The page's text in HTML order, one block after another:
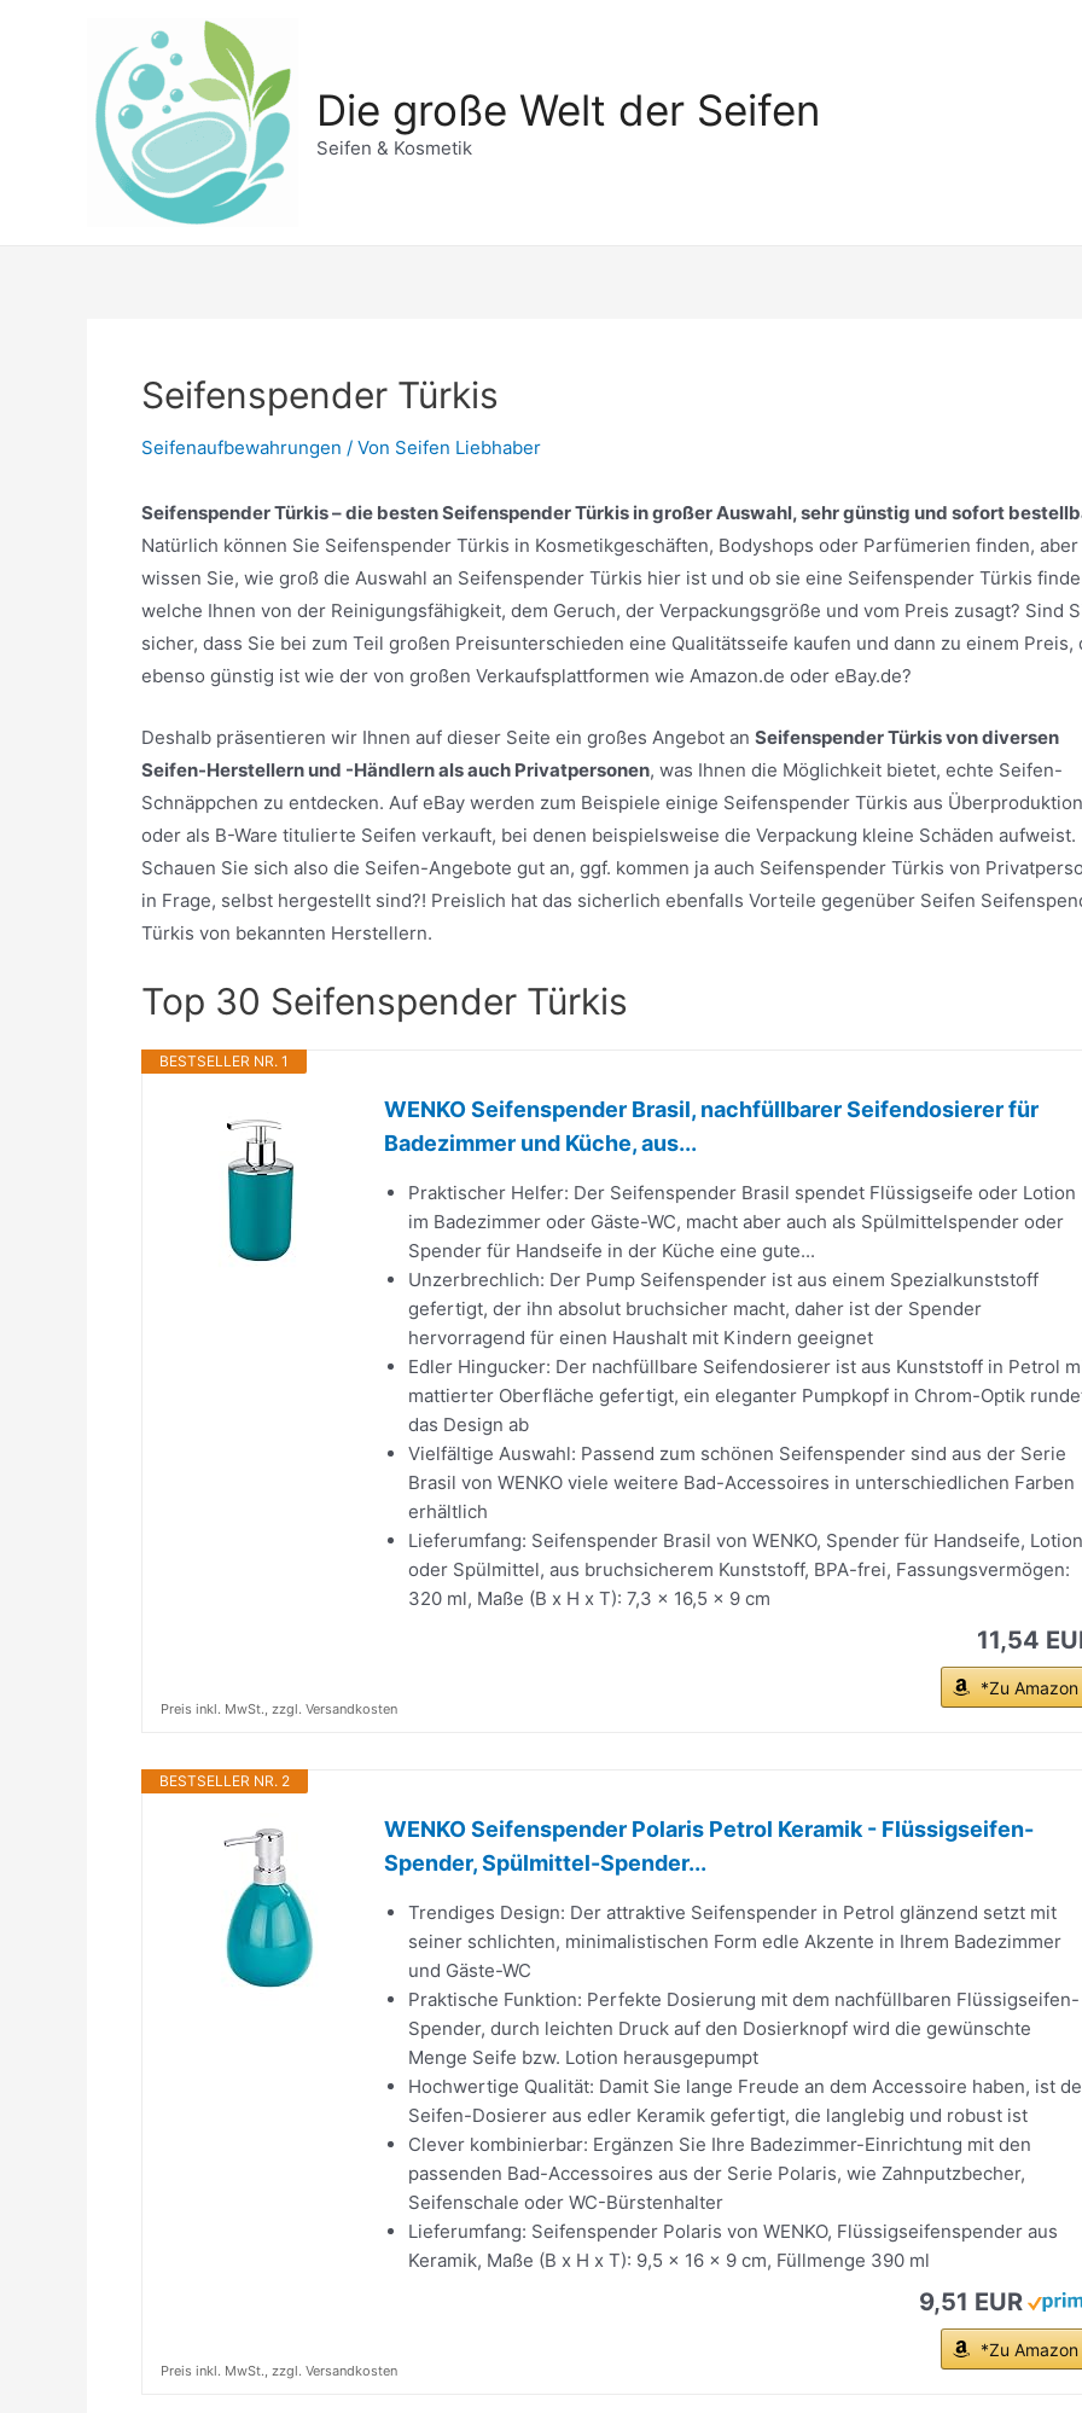
Die große Welt der Seifen
Seifen & Kosmetik
Seifenspender Türkis
Seifenaufbewahrungen / Von Seifen Liebhaber
Seifenspender Türkis – die besten Seifenspender Türkis in großer Auswahl, sehr günstig und sofort
Natürlich können Sie Seifenspender Türkis in Kosmetikgeschäften, Bodyshops oder Parfümerien finden, aber
wissen Sie, wie groß die Auswahl an Seifenspender Türkis hier ist und ob sie eine Seifenspender Türkis
welche Ihnen von der Reinigungsfähigkeit, dem Geruch, der Verpackungsgröße und vom Preis zusagt? Sind
sicher, dass Sie bei zum Teil großen Preisunterschieden eine Qualitätsseife kaufen und dann zu einem Preis,
ebenso günstig ist wie der von großen Verkaufsplattformen wie Amazon.de oder eBay.de?
Deshalb präsentieren wir Ihnen auf dieser Seite ein großes Angebot an Seifenspender Türkis von diversen
Seifen-Herstellern und -Händlern als auch Privatpersonen, was Ihnen die Möglichkeit bietet, echte Seifen-
Schnäppchen zu entdecken. Auf eBay werden zum Beispiele einige Seifenspender Türkis aus Überproduktion
oder als B-Ware titulierte Seifen verkauft, bei denen beispielsweise die Verpackung kleine Schäden aufweist.
Schauen Sie sich also die Seifen-Angebote gut an, ggf. kommen ja auch Seifenspender Türkis von
in Frage, selbst hergestellt sind?! Preislich hat das sicherlich ebenfalls Vorteile gegenüber Seifen
Türkis von bekannten Herstellern.
Top 30 Seifenspender Türkis
BESTSELLER NR. 1
WENKO Seifenspender Brasil, nachfüllbarer Seifendosierer für
Badezimmer und Küche, aus...
Praktischer Helfer: Der Seifenspender Brasil spendet Flüssigseife oder Lotion
im Badezimmer oder Gäste-WC, macht aber auch als Spülmittelspender oder
Spender für Handseife in der Küche eine gute...
Unzerbrechlich: Der Pump Seifenspender ist aus einem Spezialkunststoff
gefertigt, der ihn absolut bruchsicher macht, daher ist der Spender
hervorragend für einen Haushalt mit Kindern geeignet
Edler Hingucker: Der nachfüllbare Seifendosierer ist aus Kunststoff in Petrol
mattierter Oberfläche gefertigt, ein eleganter Pumpkopf in Chrom-Optik
das Design ab
Vielfältige Auswahl: Passend zum schönen Seifenspender sind aus der Serie
Brasil von WENKO viele weitere Bad-Accessoires in unterschiedlichen Farben
erhältlich
Lieferumfang: Seifenspender Brasil von WENKO, Spender für Handseife, Lotion
oder Spülmittel, aus bruchsicherem Kunststoff, BPA-frei, Fassungsvermögen:
320 ml, Maße (B x H x T): 7,3 x 16,5 x 9 cm
11,54
*Zu Amazon
Preis inkl. MwSt., zzgl. Versandkosten
BESTSELLER NR. 2
WENKO Seifenspender Polaris Petrol Keramik - Flüssigseifen-
Spender, Spülmittel-Spender...
Trendiges Design: Der attraktive Seifenspender in Petrol glänzend setzt mit
seiner schlichten, minimalistischen Form edle Akzente in Ihrem Badezimmer
und Gäste-WC
Praktische Funktion: Perfekte Dosierung mit dem nachfüllbaren Flüssigseifen-
Spender, durch leichten Druck auf den Dosierknopf wird die gewünschte
Menge Seife bzw. Lotion herausgepumpt
Hochwertige Qualität: Damit Sie lange Freude an dem Accessoire haben, ist
Seifen-Dosierer aus edler Keramik gefertigt, die langlebig und robust ist
Clever kombinierbar: Ergänzen Sie Ihre Badezimmer-Einrichtung mit den
passenden Bad-Accessoires aus der Serie Polaris, wie Zahnputzbecher,
Seifenschale oder WC-Bürstenhalter
Lieferumfang: Seifenspender Polaris von WENKO, Flüssigseifenspender aus
Keramik, Maße (B x H x T): 9,5 x 16 x 9 cm, Füllmenge 390 ml
9,51 EUR
*Zu Amazon
Preis inkl. MwSt., zzgl. Versandkosten